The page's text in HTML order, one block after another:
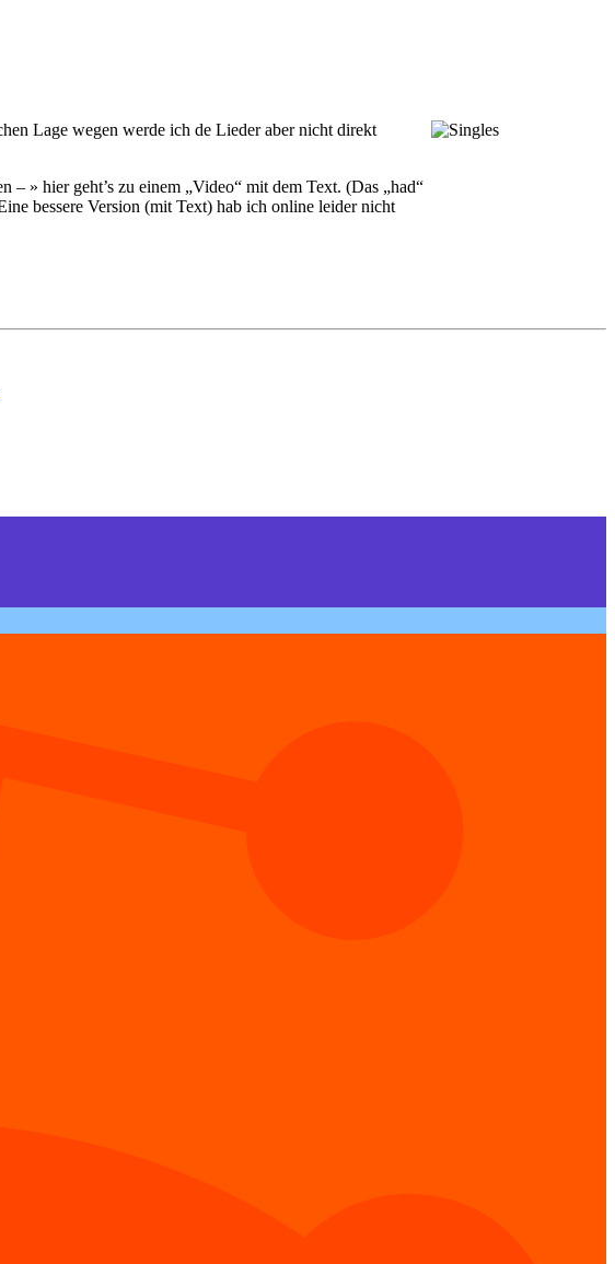
Lage wegen werde ich de Lieder aber nicht direkt
– » hier geht’s zu einem „Video“ mit dem Text. (Das „had“
bessere Version (mit Text) hab ich online leider nicht